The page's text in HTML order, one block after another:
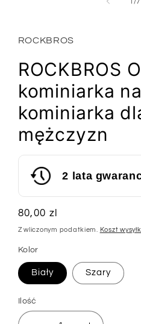
1 /7
ROCKBROS
ROCKBROS
kominiarka
kominiarka
mężczyzn
2 lata
Cena
regularna
80,00 zl
Z wliczonym podatkiem. Koszt
Kolor
Biały Szary
Ilość